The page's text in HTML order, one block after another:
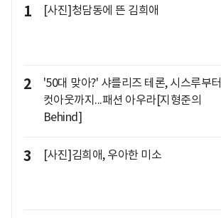
1 [사진]청담동에 뜬 김희애
2
'50대 맞아?' 샤를리즈 테론, 시스루부터
컷아웃까지...패션 아우라[지형준의
Behind]
3 [사진]김희애, 우아한 미소